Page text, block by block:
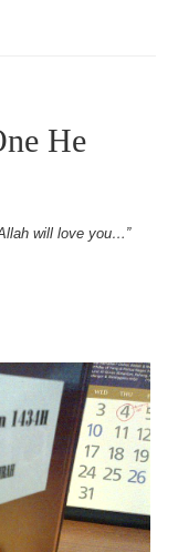
He
will love you…”